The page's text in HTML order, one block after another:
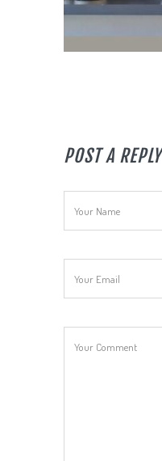
POST A REPLY